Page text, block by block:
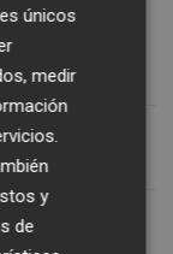
únicos
medir
y
de